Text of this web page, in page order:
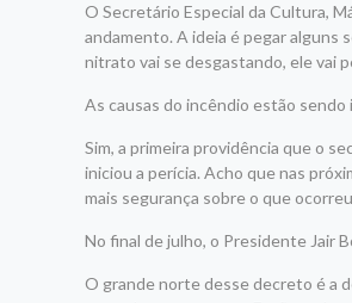
O Secretário Especial da Cultura,
andamento. A ideia é pegar alguns
nitrato vai se desgastando, ele vai
As causas do incêndio estão sendo
Sim, a primeira providência que o
iniciou a perícia. Acho que nas
mais segurança sobre o que
No final de julho, o Presidente Jair
O grande norte desse decreto é a